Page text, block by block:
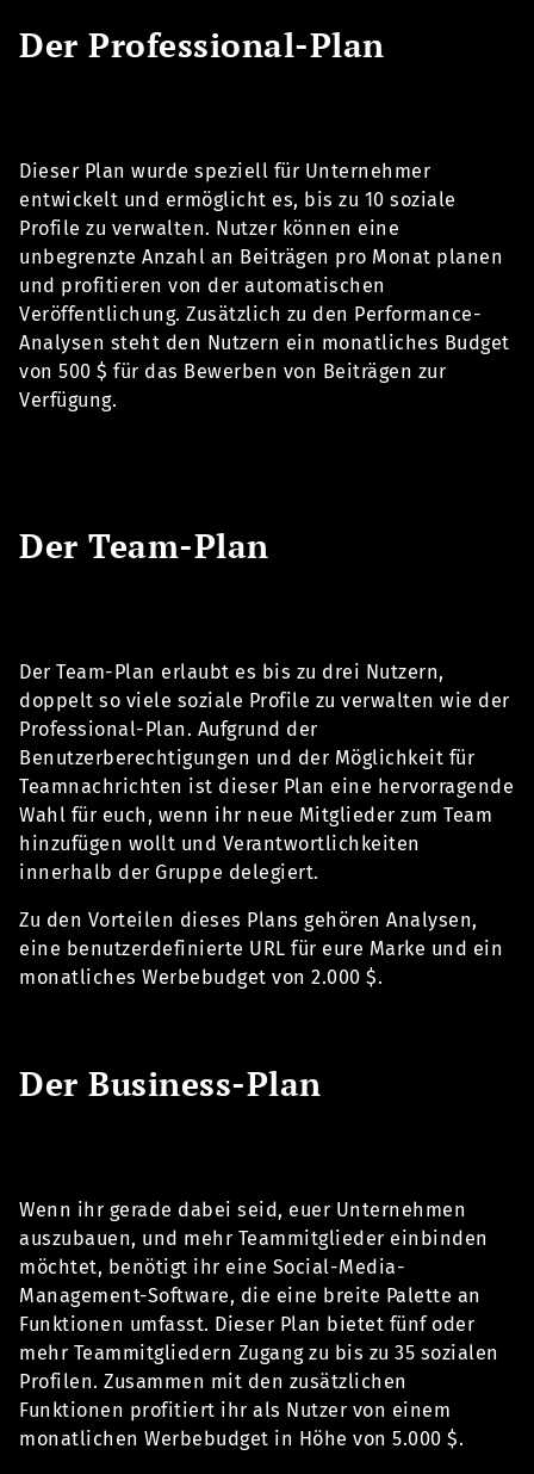
Der Professional-Plan
Dieser Plan wurde speziell für Unternehmer
entwickelt und ermöglicht es, bis zu 10 soziale
Profile zu verwalten. Nutzer können eine
unbegrenzte Anzahl an Beiträgen pro Monat planen
und profitieren von der automatischen
Veröffentlichung. Zusätzlich zu den Performance-
Analysen steht den Nutzern ein monatliches Budget
von 500 $ für das Bewerben von Beiträgen zur
Verfügung.
Der Team-Plan
Der Team-Plan erlaubt es bis zu drei Nutzern,
doppelt so viele soziale Profile zu verwalten wie der
Professional-Plan. Aufgrund der
Benutzerberechtigungen und der Möglichkeit für
Teamnachrichten ist dieser Plan eine hervorragende
Wahl für euch, wenn ihr neue Mitglieder zum Team
hinzufügen wollt und Verantwortlichkeiten
innerhalb der Gruppe delegiert.
Zu den Vorteilen dieses Plans gehören Analysen,
eine benutzerdefinierte URL für eure Marke und ein
monatliches Werbebudget von 2.000 $.
Der Business-Plan
Wenn ihr gerade dabei seid, euer Unternehmen
auszubauen, und mehr Teammitglieder einbinden
möchtet, benötigt ihr eine Social-Media-
Management-Software, die eine breite Palette an
Funktionen umfasst. Dieser Plan bietet fünf oder
mehr Teammitgliedern Zugang zu bis zu 35 sozialen
Profilen. Zusammen mit den zusätzlichen
Funktionen profitiert ihr als Nutzer von einem
monatlichen Werbebudget in Höhe von 5.000 $.